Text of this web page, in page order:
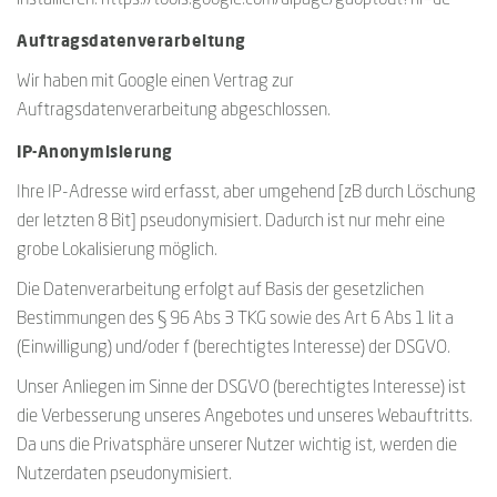
Auftragsdatenverarbeitung
Wir haben mit Google einen Vertrag zur
Auftragsdatenverarbeitung abgeschlossen.
IP-Anonymisierung
Ihre IP-Adresse wird erfasst, aber umgehend [zB durch Löschung
der letzten 8 Bit] pseudonymisiert. Dadurch ist nur mehr eine
grobe Lokalisierung möglich.
Die Datenverarbeitung erfolgt auf Basis der gesetzlichen
Bestimmungen des § 96 Abs 3 TKG sowie des Art 6 Abs 1 lit a
(Einwilligung) und/oder f (berechtigtes Interesse) der DSGVO.
Unser Anliegen im Sinne der DSGVO (berechtigtes Interesse) ist
die Verbesserung unseres Angebotes und unseres Webauftritts.
Da uns die Privatsphäre unserer Nutzer wichtig ist, werden die
Nutzerdaten pseudonymisiert.